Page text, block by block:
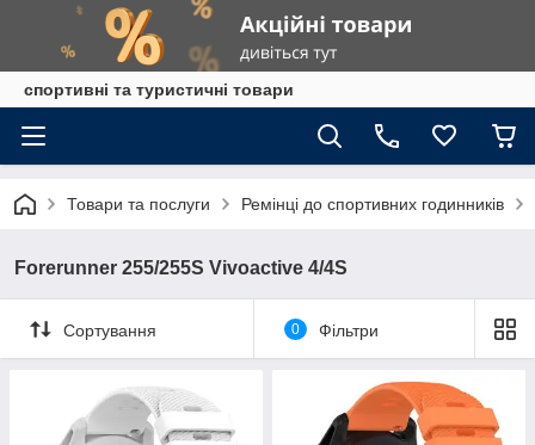
спортивні та туристичні товари
Товари та послуги Ремінці до спортивних годинників
Forerunner 255/255S Vivoactive 4/4S
Сортування 0 Фільтри